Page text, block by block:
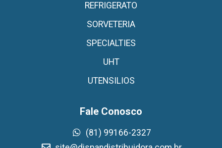
REFRIGERATO
SORVETERIA
SPECIALTIES
UHT
UTENSILIOS
Fale Conosco
(81) 99166-2327